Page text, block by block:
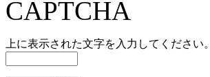
上に表示された文字を入力してください。